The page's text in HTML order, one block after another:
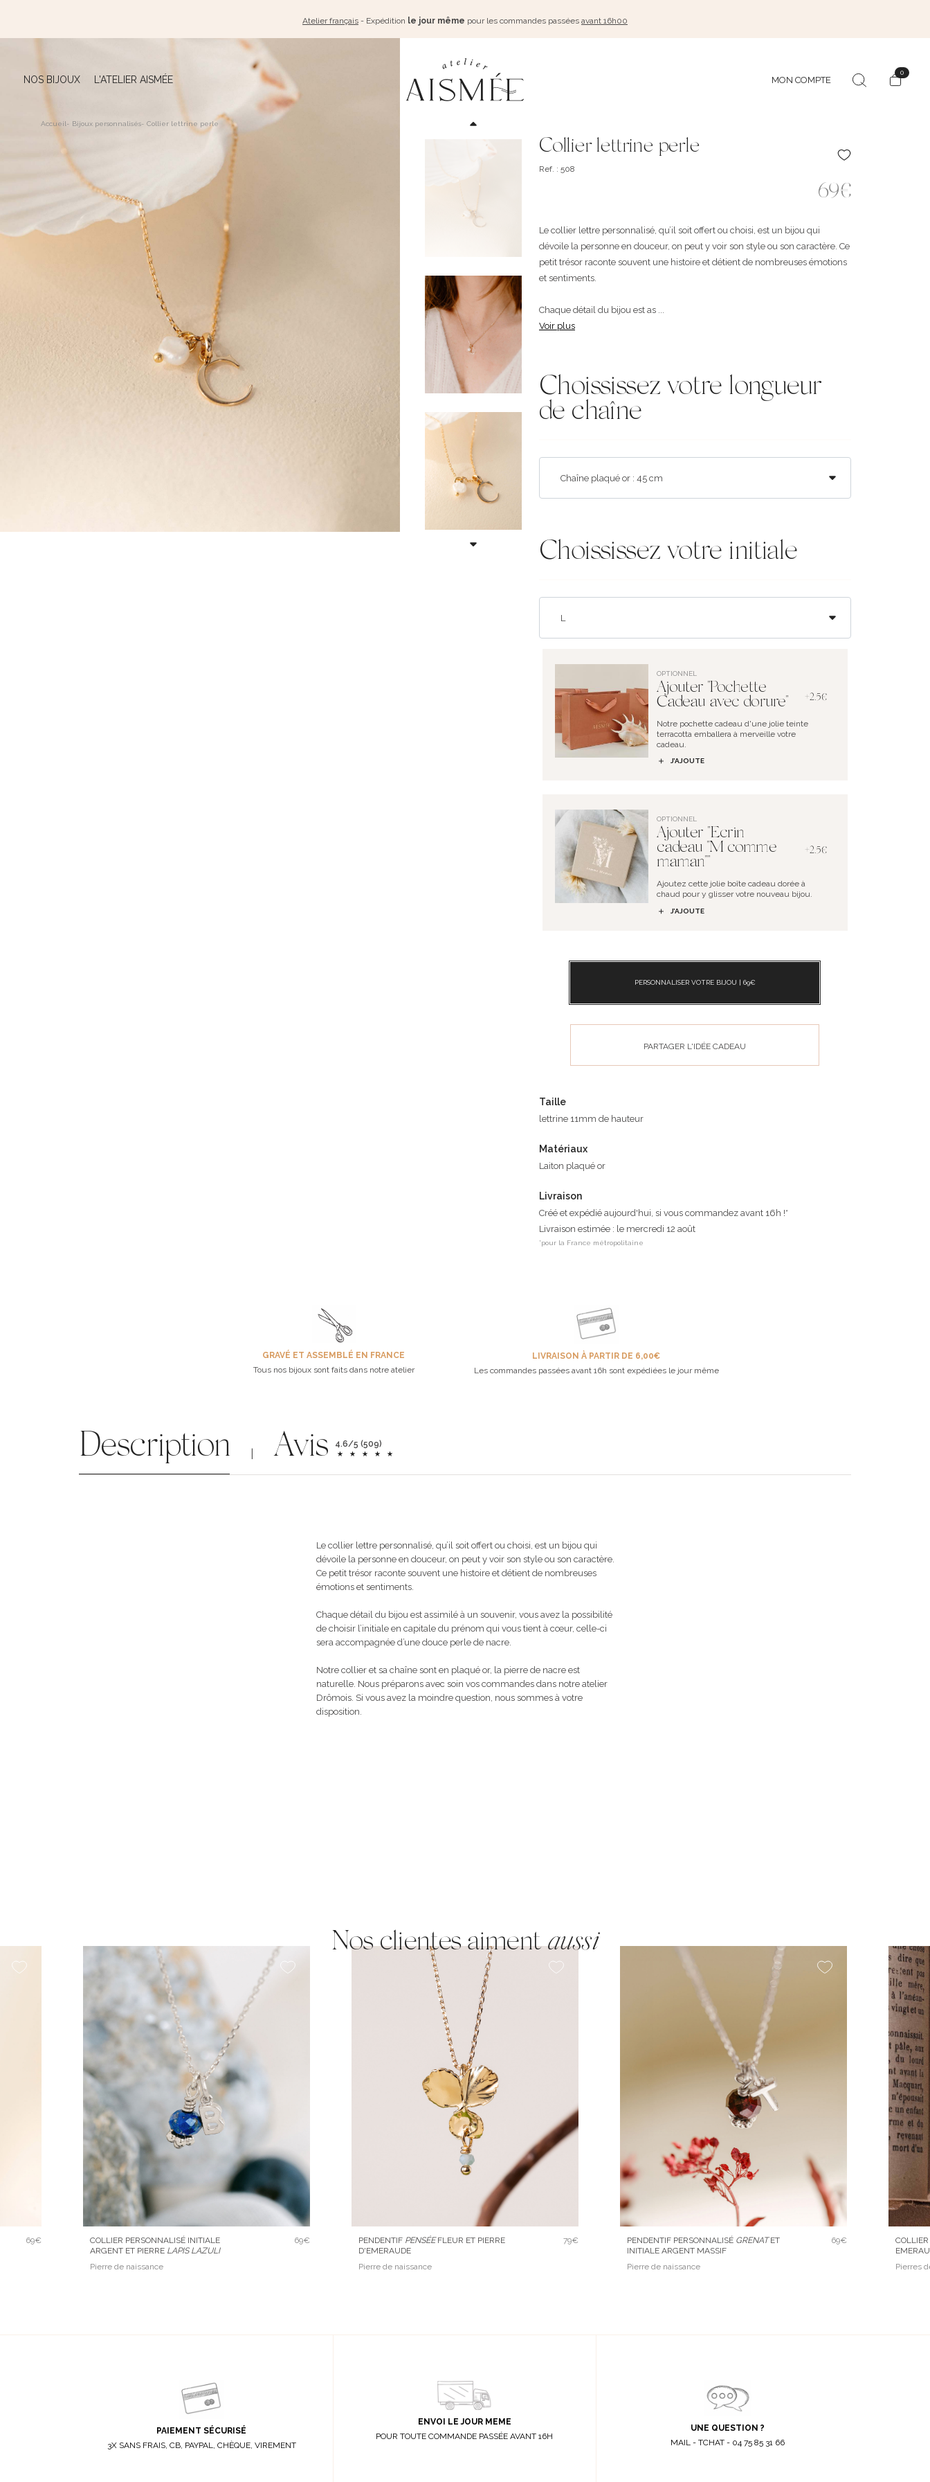
Atelier français - Expédition le jour même pour les commandes passées avant 16h00
NOS BIJOUX L'ATELIER AISMÉE MON COMPTE
0
Accueil- Bijoux personnalisés- Collier lettrine perle
Collier lettrine perle
Ref. : 508
69€
Le collier lettre personnalisé, qu’il soit offert ou choisi, est un bijou qui
dévoile la personne en douceur, on peut y voir son style ou son caractère. Ce
petit trésor raconte souvent une histoire et détient de nombreuses émotions
et sentiments.
Chaque détail du bijou est as ...
Voir plus
Choississez votre longueur
de chaîne
Choississez votre initiale
OPTIONNEL
Ajouter "Pochette
Cadeau avec dorure"
+2.5€
Notre pochette cadeau d'une jolie teinte
terracotta emballera à merveille votre
cadeau.
J’AJOUTE
OPTIONNEL
Ajouter "Ecrin
cadeau "M comme
maman""
+2.5€
Ajoutez cette jolie boîte cadeau dorée à
chaud pour y glisser votre nouveau bijou.
J’AJOUTE
PERSONNALISER VOTRE BIJOU | 69€
PARTAGER L'IDÉE CADEAU
Taille
lettrine 11mm de hauteur
Matériaux
Laiton plaqué or
Livraison
Créé et expédié aujourd'hui, si vous commandez avant 16h !*
Livraison estimée : le mercredi 12 août
*pour la France métropolitaine
GRAVÉ ET ASSEMBLÉ EN FRANCE
Tous nos bijoux sont faits dans notre atelier
LIVRAISON À PARTIR DE 6,00€
Les commandes passées avant 16h sont expédiées le jour même
Description Avis 4.6/5 (509)
Le collier lettre personnalisé, qu’il soit offert ou choisi, est un bijou qui
dévoile la personne en douceur, on peut y voir son style ou son caractère.
Ce petit trésor raconte souvent une histoire et détient de nombreuses
émotions et sentiments.
Chaque détail du bijou est assimilé à un souvenir, vous avez la possibilité
de choisir l’initiale en capitale du prénom qui vous tient à cœur, celle-ci
sera accompagnée d’une douce perle de nacre.
Notre collier et sa chaîne sont en plaqué or, la pierre de nacre est
naturelle. Nous préparons avec soin vos commandes dans notre atelier
Drômois. Si vous avez la moindre question, nous sommes à votre
disposition.
Nos clientes aimentaussi
69€
COLLIER PERSONNALISÉ INITIALE
ARGENT ET PIERRE LAPIS LAZULI
Pierre de naissance
69€ PENDENTIF PENSÉEFLEUR ET PIERRE
D'EMERAUDE
Pierre de naissance
79€ PENDENTIF PERSONNALISÉ GRENATET
INITIALE ARGENT MASSIF
Pierre de naissance
69€
Pierres
PAIEMENT SÉCURISÉ
3X SANS FRAIS, CB, PAYPAL, CHÈQUE, VIREMENT
ENVOI LE JOUR MEME
POUR TOUTE COMMANDE PASSÉE AVANT 16H
UNE QUESTION ?
MAIL - TCHAT - 04 75 85 31 66